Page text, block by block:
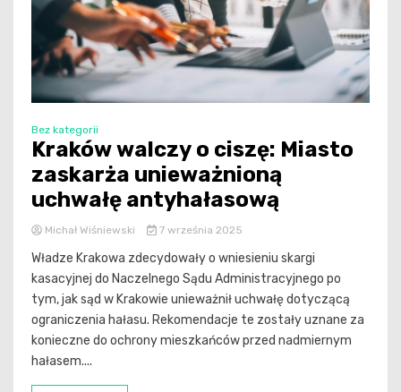
Bez kategorii
Kraków walczy o ciszę: Miasto
zaskarża unieważnioną
uchwałę antyhałasową
Michał Wiśniewski 7 września 2025
Władze Krakowa zdecydowały o wniesieniu skargi
kasacyjnej do Naczelnego Sądu Administracyjnego po
tym, jak sąd w Krakowie unieważnił uchwałę dotyczącą
ograniczenia hałasu. Rekomendacje te zostały uznane za
konieczne do ochrony mieszkańców przed nadmiernym
hałasem....